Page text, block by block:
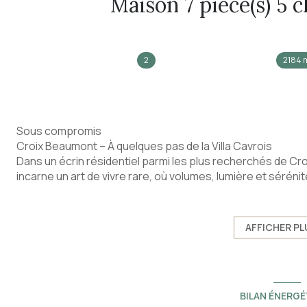
2 2184
Sous compromis
Croix Beaumont – À quelques pas de la Villa Cavrois
Dans un écrin résidentiel parmi les plus recherchés de
incarne un art de vivre rare, où volumes, lumière et
propriété développe près de 210 m² habitables, offrant
des ambiances variées, tandis que la cuisine haut de
AFFICHER
BILAN